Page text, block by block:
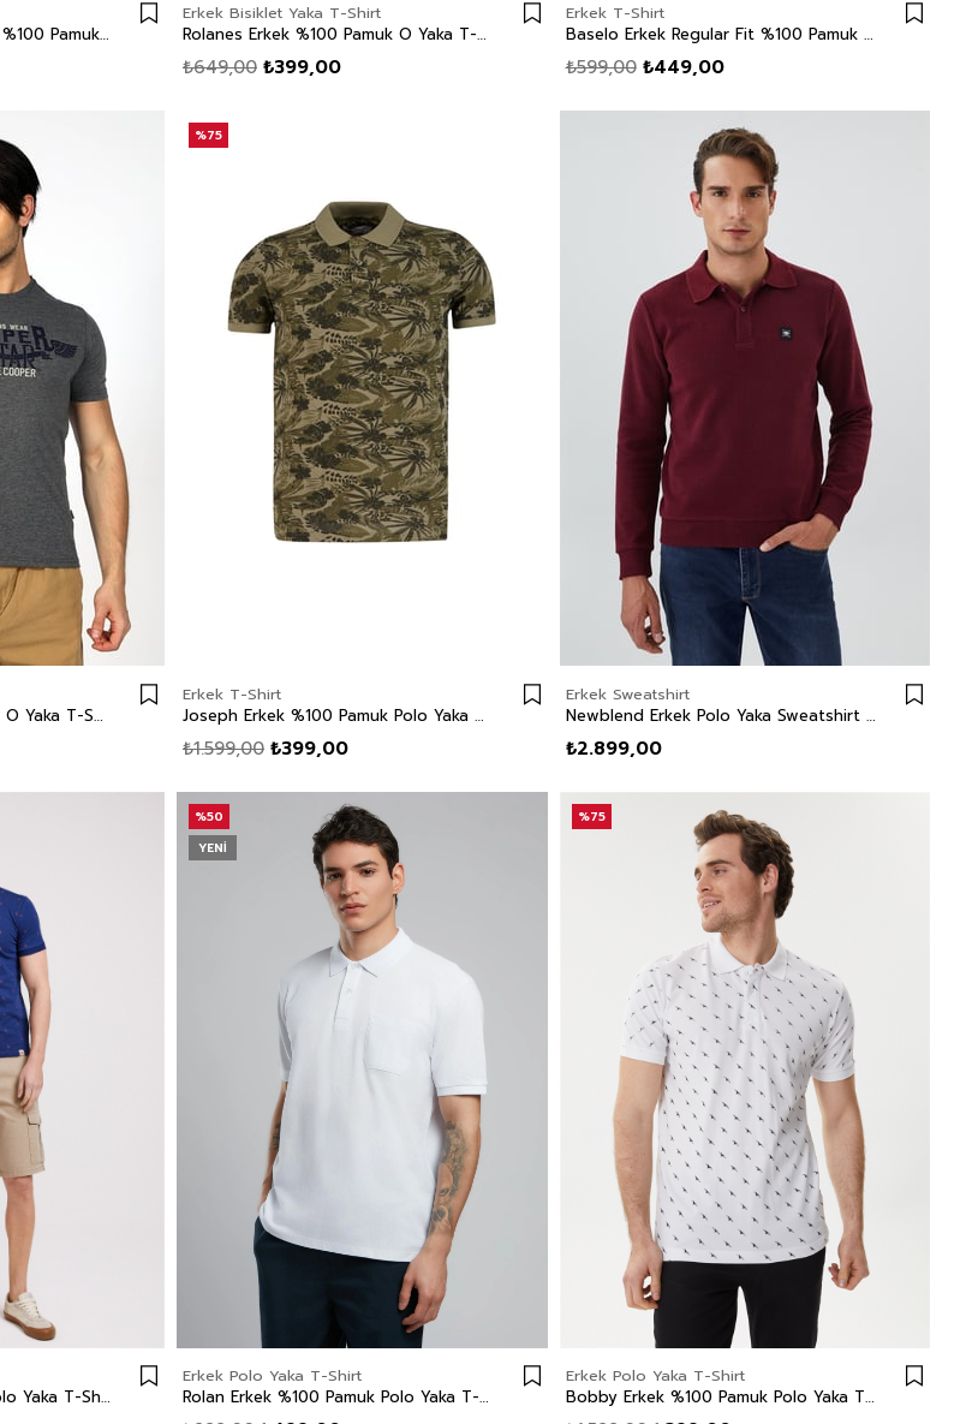
DESAVY Erkek Regular Fit %100 Pamuk Baskılı Bisiklet Yaka T-Shirt Siyah
Erkek Bisiklet Yaka T-Shirt
Rolanes Erkek %100 Pamuk O Yaka T-Shirt Beyaz
₺399,00
₺649,00
Erkek T-Shirt
Baselo Erkek Regular Fit %100 Pamuk Basic Bisiklet Yaka T-Shirt Beyaz
₺449,00
₺599,00
Sertiw Erkek %100 Pamuk O Yaka T-Shirt Antrasit Melanj
Erkek T-Shirt
Joseph Erkek %100 Pamuk Polo Yaka Pike T-Shirt Haki
₺399,00
₺1.599,00
%75
Erkek Sweatshirt
Newblend Erkek Polo Yaka Sweatshirt Bordo
₺2.899,00
Sail Erkek %100 Pamuk Polo Yaka T-Shirt İndigo
Erkek Polo Yaka T-Shirt
Rolan Erkek %100 Pamuk Polo Yaka T-Shirt Beyaz
%50
YENI
Erkek Polo Yaka T-Shirt
Bobby Erkek %100 Pamuk Polo Yaka T-Shirt Beyaz
%75